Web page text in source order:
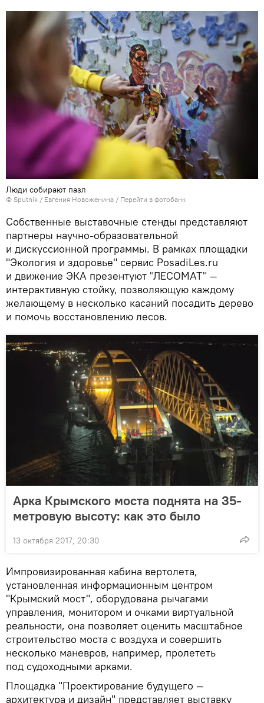
Люди собирают пазл
© Sputnik / Евгения Новоженина / Перейти в фотобанк
Собственные выставочные стенды представляют
партнеры научно-образовательной
и дискуссионной программы. В рамках площадки
"Экология и здоровье" сервис PosadiLes.ru
и движение ЭКА презентуют "ЛЕСОМАТ" —
интерактивную стойку, позволяющую каждому
желающему в несколько касаний посадить дерево
и помочь восстановлению лесов.
Арка Крымского моста поднята на 35-
метровую высоту: как это было
13 октября 2017, 20:30
Импровизированная кабина вертолета,
установленная информационным центром
"Крымский мост", оборудована рычагами
управления, монитором и очками виртуальной
реальности, она позволяет оценить масштабное
строительство моста с воздуха и совершить
несколько маневров, например, пролететь
под судоходными арками.
Площадка "Проектирование будущего —
архитектура и дизайн" представляет выставку